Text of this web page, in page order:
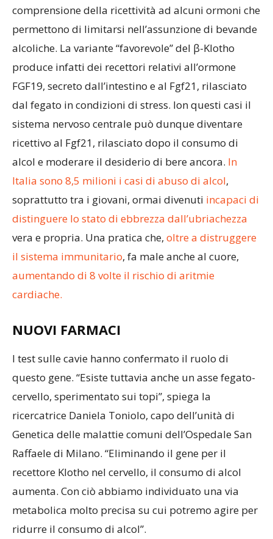
comprensione della ricettività ad alcuni ormoni che
permettono di limitarsi nell’assunzione di bevande
alcoliche. La variante “favorevole” del β-Klotho
produce infatti dei recettori relativi all’ormone
FGF19, secreto dall’intestino e al Fgf21, rilasciato
dal fegato in condizioni di stress. Ion questi casi il
sistema nervoso centrale può dunque diventare
ricettivo al Fgf21, rilasciato dopo il consumo di
alcol e moderare il desiderio di bere ancora. In
Italia sono 8,5 milioni i casi di abuso di alcol,
soprattutto tra i giovani, ormai divenuti incapaci di
distinguere lo stato di ebbrezza dall’ubriachezza
vera e propria. Una pratica che, oltre a distruggere
il sistema immunitario, fa male anche al cuore,
aumentando di 8 volte il rischio di aritmie
cardiache.
NUOVI FARMACI
I test sulle cavie hanno confermato il ruolo di
questo gene. “Esiste tuttavia anche un asse fegato-
cervello, sperimentato sui topi”, spiega la
ricercatrice Daniela Toniolo, capo dell’unità di
Genetica delle malattie comuni dell’Ospedale San
Raffaele di Milano. “Eliminando il gene per il
recettore Klotho nel cervello, il consumo di alcol
aumenta. Con ciò abbiamo individuato una via
metabolica molto precisa su cui potremo agire per
ridurre il consumo di alcol”.